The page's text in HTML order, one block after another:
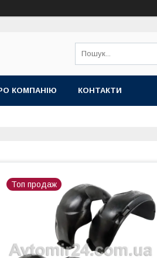
КОМПАНІЮ КОНТАКТИ
Топ продаж